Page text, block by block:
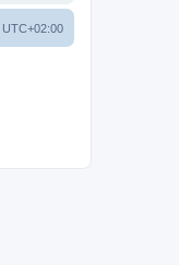
UTC+02:00